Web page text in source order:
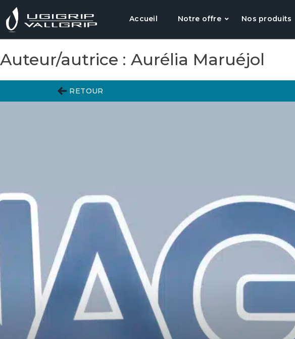
Accueil Notre offre Nos produits
Auteur/autrice : Aurélia Maruéjol
RETOUR